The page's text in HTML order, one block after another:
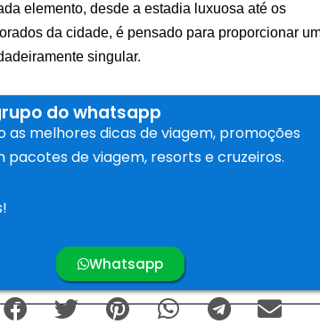
elemento, desde a estadia luxuosa até os
da cidade, é pensado para proporcionar
singular.
do whatsapp
as melhores dicas de viagem, promoções
pacotes de viagem, resorts e cruzeiros.
Whatsapp